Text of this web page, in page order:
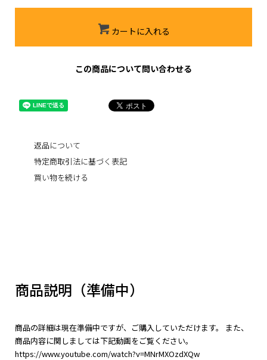
カートに入れる
この商品について問い合わせる
返品について
特定商取引法に基づく表記
買い物を続ける
商品説明（準備中）
商品の詳細は現在準備中ですが、ご購入していただけます。 また、
商品内容に関しましては下記動画をご覧ください。
https://www.youtube.com/watch?v=MNrMXOzdXQw